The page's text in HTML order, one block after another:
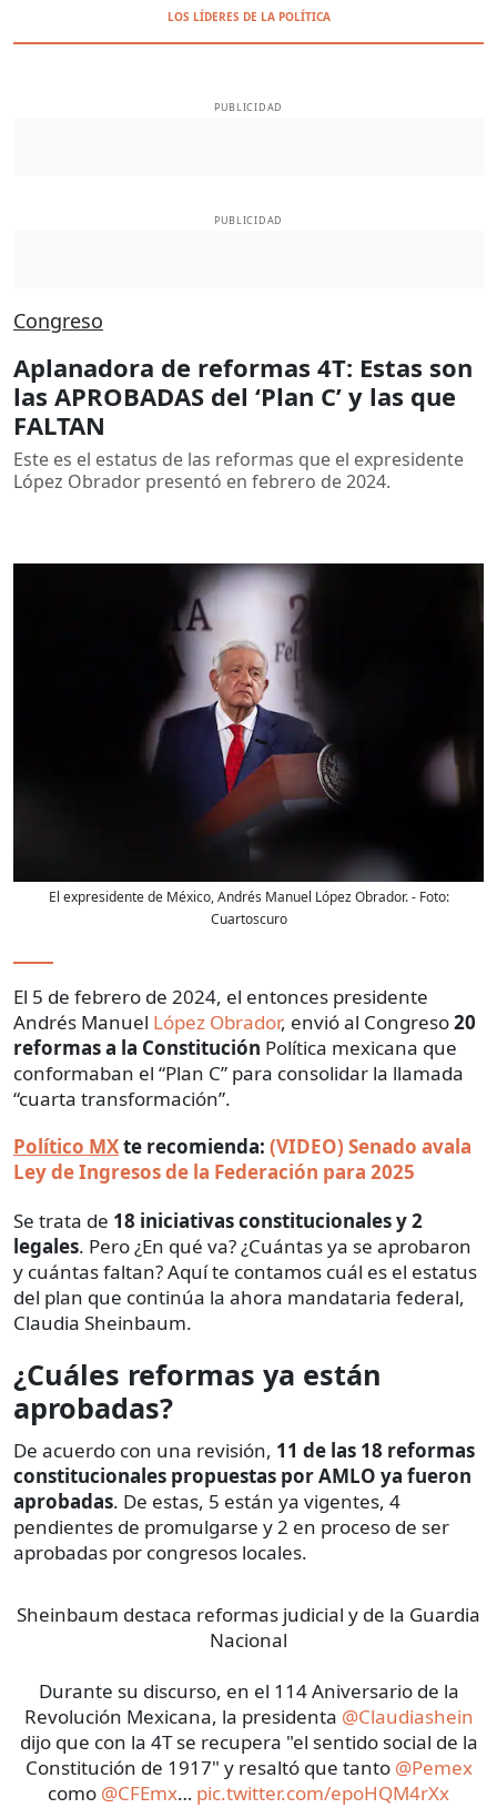
LOS LÍDERES DE LA POLÍTICA
PUBLICIDAD
PUBLICIDAD
Congreso
Aplanadora de reformas 4T: Estas son
las APROBADAS del ‘Plan C’ y las que
FALTAN
Este es el estatus de las reformas que el expresidente
López Obrador presentó en febrero de 2024.
El expresidente de México, Andrés Manuel López Obrador.- Foto:
Cuartoscuro
El 5 de febrero de 2024, el entonces presidente
Andrés Manuel López Obrador, envió al Congreso20
reformas a la Constitución Política mexicana que
conformaban el “Plan C” para consolidar la llamada
“cuarta transformación”.
Político MXte recomienda: (VIDEO) Senado avala
Ley de Ingresos de la Federación para 2025
Se trata de 18 iniciativas constitucionales y 2
legales. Pero ¿En qué va? ¿Cuántas ya se aprobaron
y cuántas faltan? Aquí te contamos cuál es el estatus
del plan que continúa la ahora mandataria federal,
Claudia Sheinbaum.
¿Cuáles reformas ya están
aprobadas?
De acuerdo con una revisión, 11 de las 18 reformas
constitucionales propuestas por AMLO ya fueron
aprobadas. De estas, 5 están ya vigentes, 4
pendientes de promulgarse y 2 en proceso de ser
aprobadas por congresos locales.
Sheinbaum destaca reformas judicial y de la Guardia
Nacional
Durante su discurso, en el 114 Aniversario de la
Revolución Mexicana, la presidenta @Claudiashein
dijo que con la 4T se recupera "el sentido social de la
Constitución de 1917" y resaltó que tanto @Pemex
como @CFEmx… pic.twitter.com/epoHQM4rXx